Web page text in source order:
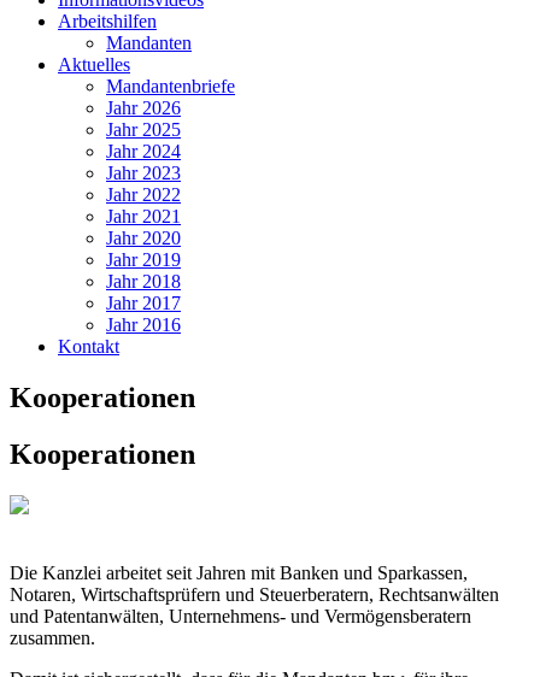
Arbeitshilfen
Mandanten
Aktuelles
Mandantenbriefe
Jahr 2026
Jahr 2025
Jahr 2024
Jahr 2023
Jahr 2022
Jahr 2021
Jahr 2020
Jahr 2019
Jahr 2018
Jahr 2017
Jahr 2016
Kontakt
Kooperationen
Kooperationen
Die Kanzlei arbeitet seit Jahren mit Banken und Sparkassen,
Notaren, Wirtschaftsprüfern und Steuerberatern, Rechtsanwälten
und Patentanwälten, Unternehmens-­ und Vermögensberatern
zusammen.